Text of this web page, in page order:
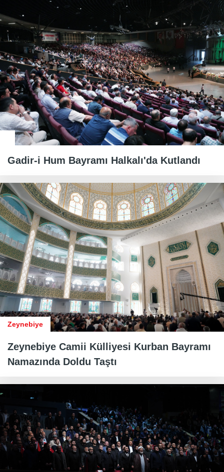
Gadir-i Hum Bayramı Halkalı'da Kutlandı
Zeynebiye
Zeynebiye Camii Külliyesi Kurban Bayramı
Namazında Doldu Taştı